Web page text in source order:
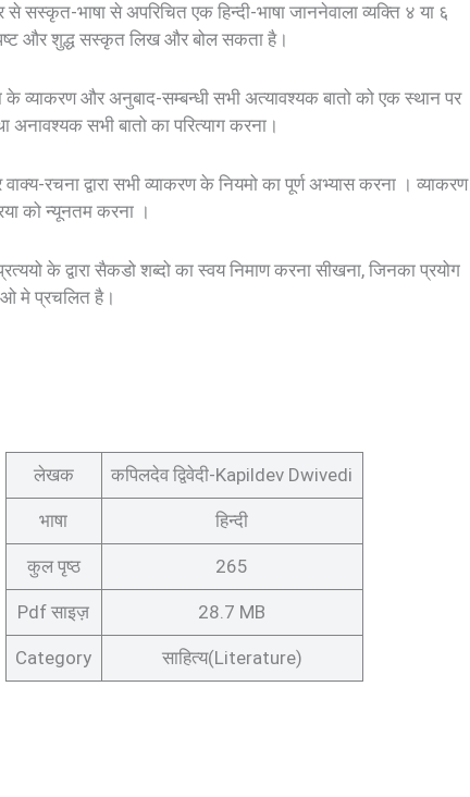
सस्कृत-भाषा से अपरिचित एक हिन्दी-भाषा जाननेवाला व्यक्ति ४ या ६
और शुद्ध सस्कृत लिख और बोल सकता है।
व्याकरण और अनुबाद-सम्बन्धी सभी अत्यावश्यक बातो को एक स्थान पर
अनावश्यक सभी बातो का परित्याग करना।
रचना द्वारा सभी व्याकरण के नियमो का पूर्ण अभ्यास करना । व्याकरण
को न्यूनतम करना ।
के द्वारा सैकडो शब्दो का स्वय निमाण करना सीखना, जिनका प्रयोग
मे प्रचलित है।
लेखक कपिलदेव द्विवेदी-Kapildev Dwivedi
भाषा हिन्दी
कुल पृष्ठ 265
Pdf साइज़ 28.7 MB
Category साहित्य(Literature)